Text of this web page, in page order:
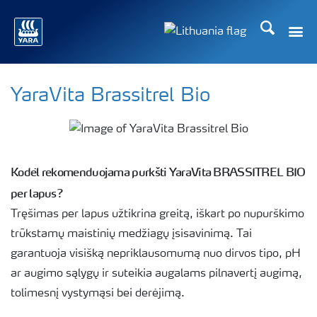
Ieškoti
YaraVita Brassitrel Bio
Kodėl rekomenduojama purkšti YaraVita BRASSITREL BIO
per lapus?
Tręšimas per lapus užtikrina greitą, iškart po nupurškimo
trūkstamų maistinių medžiagų įsisavinimą. Tai
garantuoja visišką nepriklausomumą nuo dirvos tipo, pH
ar augimo sąlygų ir suteikia augalams pilnavertį augimą,
tolimesnį vystymąsi bei derėjimą.